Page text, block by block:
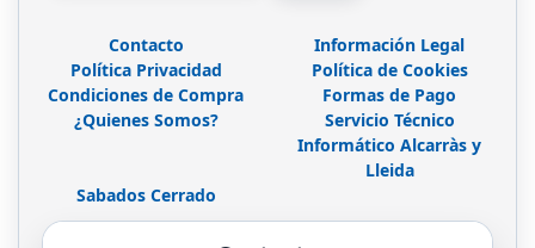
Contacto
Información Legal
Política Privacidad
Política de Cookies
Condiciones de Compra
Formas de Pago
¿Quienes Somos?
Servicio Técnico
Informático Alcarràs y
Lleida
Sabados Cerrado